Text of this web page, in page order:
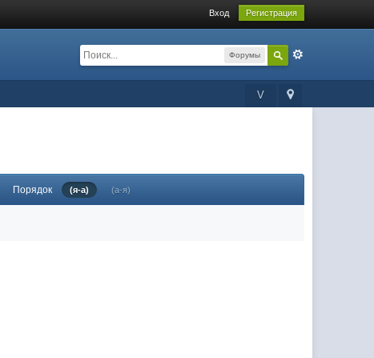
Вход Регистрация
Форумы
V
Порядок (я-а) (а-я)